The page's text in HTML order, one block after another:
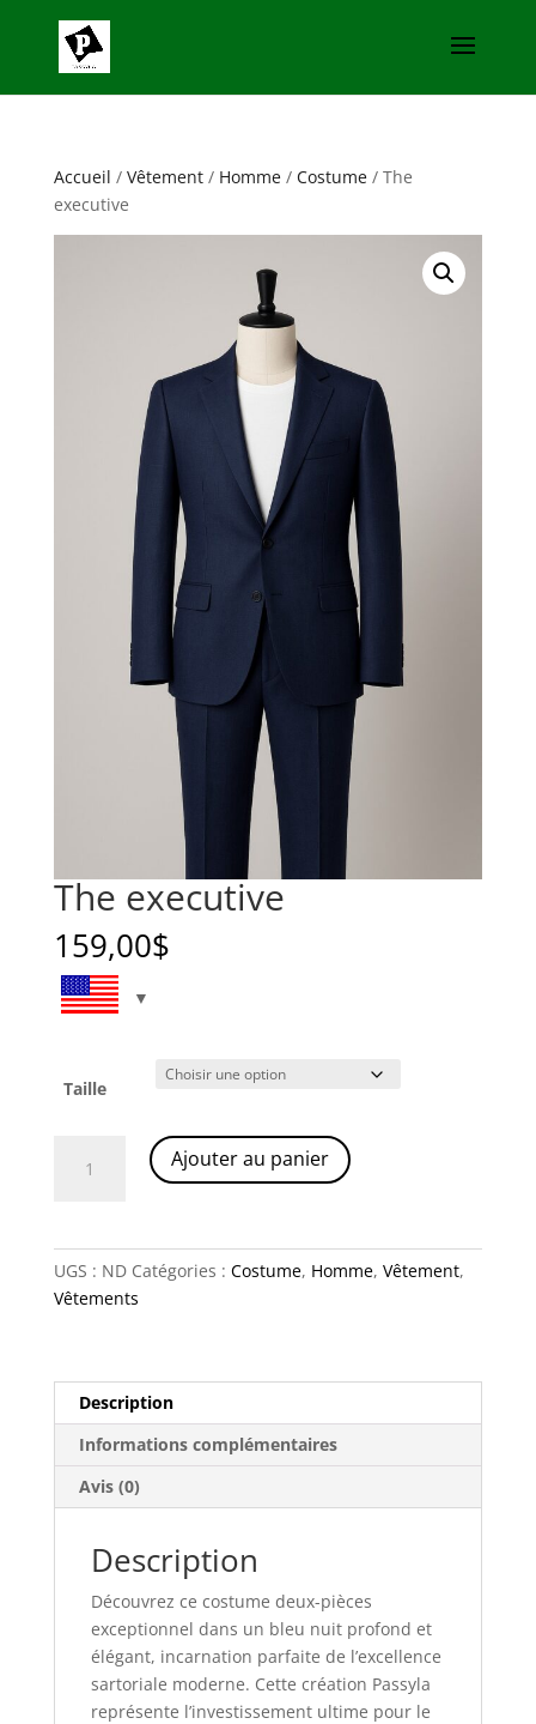
Accueil / Vêtement/ Homme/ Costume/ The
executive
The executive
159,00$
Taille
Ajouter au panier
A
e
UGS : ND Catégories : Costume, Homme, Vêtement,
Vêtements
Description
Informations complémentaires
Avis (0)
Description
Découvrez ce costume deux-pièces
exceptionnel dans un bleu nuit profond et
élégant, incarnation parfaite de l’excellence
sartoriale moderne. Cette création Passyla
représente l’investissement ultime pour le